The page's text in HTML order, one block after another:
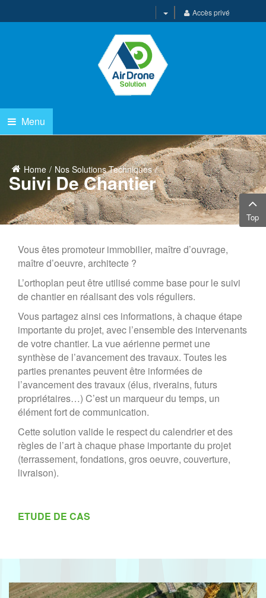
Accès privé
Menu
Home Nos Solutions Techniques
Suivi De Chantier
Vous êtes promoteur immobilier, maître d’ouvrage,
maître d’oeuvre, architecte ?
L’orthoplan peut être utilisé comme base pour le suivi
de chantier en réalisant des vols réguliers.
Vous partagez ainsi ces informations, à chaque étape
importante du projet, avec l’ensemble des intervenants
de votre chantier. La vue aérienne permet une
synthèse de l’avancement des travaux. Toutes les
parties prenantes peuvent être informées de
l’avancement des travaux (élus, riverains, futurs
propriétaires…) C’est un marqueur du temps, un
élément fort de communication.
Cette solution valide le respect du calendrier et des
règles de l’art à chaque phase importante du projet
(terrassement, fondations, gros oeuvre, couverture,
livraison).
ETUDE DE CAS
Top